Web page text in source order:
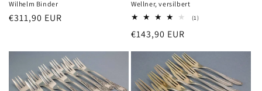
Wilhelm Binder
Normaler
€311,90 EUR
Wellner, versilbert
(1)1
Normaler
Preis
€143,90 EUR